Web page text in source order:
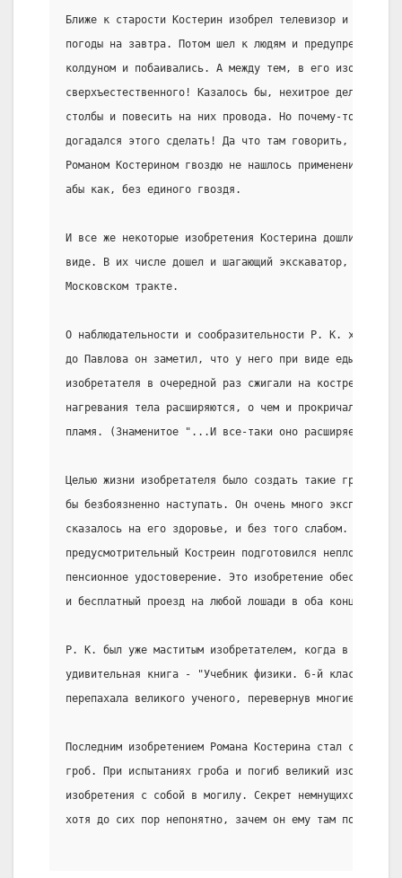
Ближе к старости Костерин изобрел телевизор и
погоды на завтра. Потом шел к людям и предупреждал
колдуном и побаивались. А между тем, в его
сверхъестественного! Казалось бы, нехитрое дело -
столбы и повесить на них провода. Hо почему-то
догадался этого сделать! Да что там говорить, если
Романом Костерином гвоздю не нашлось применения,
абы как, без единого гвоздя.
И все же некоторые изобретения Костерина дошли до нас
виде. В их числе дошел и шагающий экскаватор,
Московском тракте.
О наблюдательности и сообразительности Р. К. ходили
до Павлова он заметил, что у него при виде еды течет
изобретателя в очередной раз сжигали на костре, он
нагревания тела расширяются, о чем и прокричал
пламя. (Знаменитое "...И все-таки оно
Целью жизни изобретателя было создать такие грабли,
бы безбоязненно наступать. Он очень много
сказалось на его здоровье, и без того слабом. Правда,
предусмотрительный Костреин подготовился неплохо,
пенсионное удостоверение. Это изобретение обеспечило
и бесплатный проезд на любой лошади в оба конца.
Р. К. был уже маститым изобретателем, когда в руки
удивительная книга - "Учебник физики. 6-й класс". Эта
перепахала великого ученого, перевернув многие его
Последним изобретением Романа Костерина стал
гроб. При испытаниях гроба и погиб великий
изобретения с собой в могилу. Секрет немнущихся
хотя до сих пор непонятно, зачем он ему там